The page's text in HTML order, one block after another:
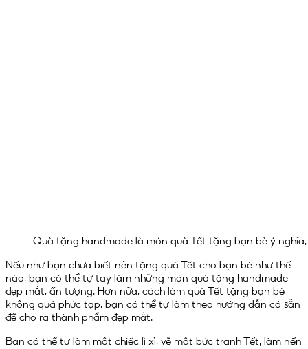
Quà tặng handmade là món quà Tết tặng bạn bè ý
Nếu như bạn chưa biết nên tặng quà Tết cho bạn bè như thế
nào, bạn có thể tự tay làm những món quà tặng handmade
đẹp mắt, ấn tượng. Hơn nữa, cách làm quà Tết tặng bạn bè
không quá phức tạp, bạn có thể tự làm theo hướng dẫn có sẵn
để cho ra thành phẩm đẹp mắt.
Bạn có thể tự làm một chiếc lì xì, vẽ một bức tranh Tết, làm nến